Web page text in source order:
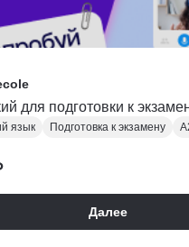
для подготовки к
язык Подготовка к экзамену
Далее